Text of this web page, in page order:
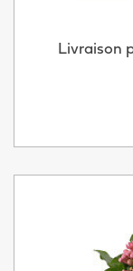
Livraison